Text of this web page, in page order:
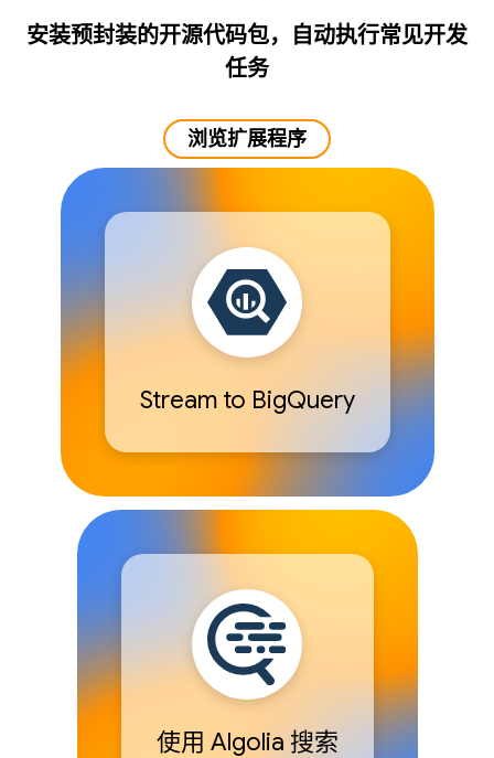
安装预封装的开源代码包，自动执行常见开发
任务
浏览扩展程序
Stream to BigQuery
使用 Algolia 搜索